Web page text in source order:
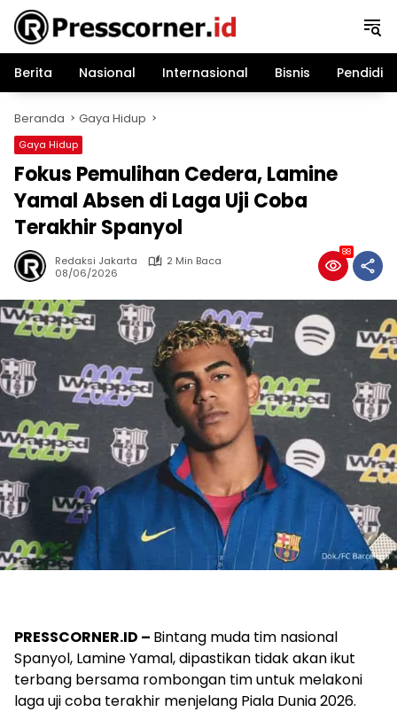
Langsung
konten
Berita
Nasional Internasional Bisnis
Beranda Gaya Hidup
Gaya Hidup
Fokus Pemulihan Cedera, Lamine
Yamal Absen di Laga Uji Coba
Terakhir Spanyol
Redaksi Jakarta
2 Min Baca
08/06/2026
88
PRESSCORNER.ID – Bintang muda tim nasional
Spanyol, Lamine Yamal, dipastikan tidak akan ikut
terbang bersama rombongan tim untuk melakoni
laga uji coba terakhir menjelang Piala Dunia 2026.